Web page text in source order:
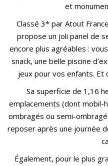
et
Classé 3* par Atout
propose un joli panel de
encore plus agréables :
snack, une belle piscine
jeux pour vos enfants. Et
Sa superficie de 1,16
emplacements (dont mobil-
ombragés ou semi-
reposer après une journée
Également, pour le plus